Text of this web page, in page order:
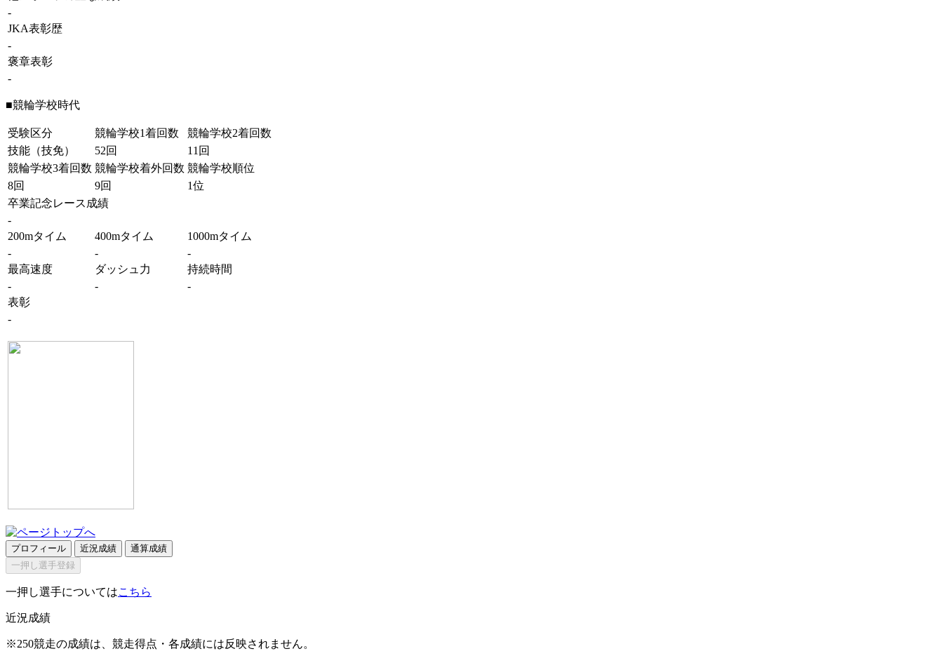
-
JKA表彰歴
-
褒章表彰
-
■競輪学校時代
受験区分 競輪学校1着回数
競輪学校2着回数
技能（技免）
52回
11回
競輪学校3着回数 競輪学校着外回数 競輪学校順位
8回
9回
1位
卒業記念レース成績
-
200mタイム
400mタイム
1000mタイム
-
-
-
最高速度
ダッシュ力
持続時間
-
-
-
表彰
-
プロフィール 近況成績
通算成績
一押し選手登録
一押し選手についてはこちら
近況成績
※250競走の成績は、競走得点・各成績には反映されません。